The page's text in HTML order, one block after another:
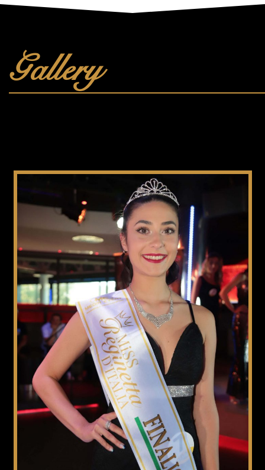
Gallery